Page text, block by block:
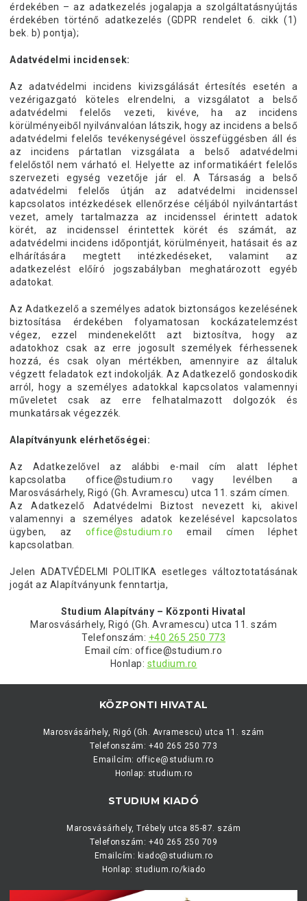
érdekében – az adatkezelés jogalapja a szolgáltatásnyújtás
érdekében történő adatkezelés (GDPR rendelet 6. cikk (1)
bek. b) pontja);
Adatvédelmi incidensek:
Az adatvédelmi incidens kivizsgálását értesítés esetén a
vezérigazgató köteles elrendelni, a vizsgálatot a belső
adatvédelmi felelős vezeti, kivéve, ha az incidens
körülményeiből nyilvánvalóan látszik, hogy az incidens a belső
adatvédelmi felelős tevékenységével összefüggésben áll és
az incidens pártatlan vizsgálata a belső adatvédelmi
felelőstől nem várható el. Helyette az informatikáért felelős
szervezeti egység vezetője jár el. A Társaság a belső
adatvédelmi felelős útján az adatvédelmi incidenssel
kapcsolatos intézkedések ellenőrzése céljából nyilvántartást
vezet, amely tartalmazza az incidenssel érintett adatok
körét, az incidenssel érintettek körét és számát, az
adatvédelmi incidens időpontját, körülményeit, hatásait és az
elhárítására megtett intézkedéseket, valamint az
adatkezelést előíró jogszabályban meghatározott egyéb
adatokat.
Az Adatkezelő a személyes adatok biztonságos kezelésének
biztosítása érdekében folyamatosan kockázatelemzést
végez, ezzel mindenekelőtt azt biztosítva, hogy az
adatokhoz csak az erre jogosult személyek férhessenek
hozzá, és csak olyan mértékben, amennyire az általuk
végzett feladatok ezt indokolják. Az Adatkezelő gondoskodik
arról, hogy a személyes adatokkal kapcsolatos valamennyi
műveletet csak az erre felhatalmazott dolgozók és
munkatársak végezzék.
Alapítványunk elérhetőségei:
Az Adatkezelővel az alábbi e-mail cím alatt léphet
kapcsolatba office@studium.ro vagy levélben a
Marosvásárhely, Rigó (Gh. Avramescu) utca 11. szám címen.
Az Adatkezelő Adatvédelmi Biztost nevezett ki, akivel
valamennyi a személyes adatok kezelésével kapcsolatos
ügyben, az office@studium.ro email címen léphet
kapcsolatban.
Jelen ADATVÉDELMI POLITIKA esetleges változtotatásának
jogát az Alapítványunk fenntartja,
Studium Alapítvány – Központi Hivatal
Marosvásárhely, Rigó (Gh. Avramescu) utca 11. szám
Telefonszám: +40 265 250 773
Email cím: office@studium.ro
Honlap: studium.ro
KÖZPONTI HIVATAL
Marosvásárhely, Rigó (Gh. Avramescu) utca 11. szám
Telefonszám: +40 265 250 773
Emailcím: office
studium.ro
Honlap: studium.ro
STUDIUM KIADÓ
Marosvásárhely, Trébely utca 85-87. szám
Telefonszám: +40 265 250 709
Emailcím: kiado
studium.ro
Honlap: studium.ro/kiado